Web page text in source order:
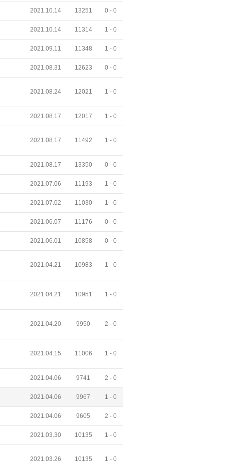
2021.10.14 13251 0 - 0
2021.10.14 11314 1 - 0
2021.09.11 11348 1 - 0
2021.08.31 12623 0 - 0
2021.08.24 12021 1 - 0
2021.08.17 12017 1 - 0
2021.08.17 11492 1 - 0
2021.08.17 13350 0 - 0
2021.07.06 11193 1 - 0
2021.07.02 11030 1 - 0
2021.06.07 11176 0 - 0
2021.06.01 10858 0 - 0
2021.04.21 10983 1 - 0
2021.04.21 10951 1 - 0
2021.04.20 9950 2 - 0
2021.04.15 11006 1 - 0
2021.04.06 9741 2 - 0
2021.04.06 9967 1 - 0
2021.04.06 9605 2 - 0
2021.03.30 10135 1 - 0
2021.03.26 10135 1 - 0